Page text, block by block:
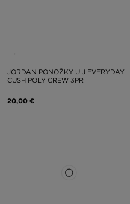
JORDAN PONOŽKY U J EVERYDAY
CUSH POLY CREW 3PR
20,00 €